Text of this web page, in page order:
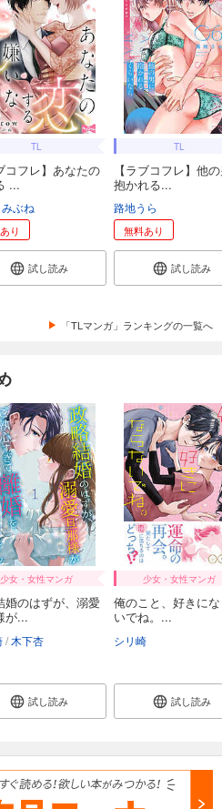
TL
コフレ】あなたの
...
みぶね
り
試し読み
TL
【ラブコフレ】他
抱かれる...
路地うら
無料あり
試し読み
「TLマンガ」ランキングの一覧へ
少女・女性マンガ
婚のはずが、溺愛
が...
木下杏
試し読み
少女・女性マンガ
俺のこと、好きに
いでね。...
シリ崎
試し読み